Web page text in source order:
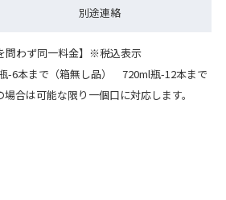
別途連絡
問わず同一料金】※税込表示
-6本まで（箱無し品） 720ml瓶-12本まで
合は可能な限り一個口に対応します。